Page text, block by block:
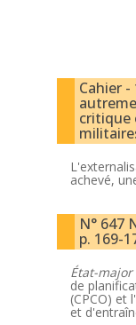
Cahier -
critique
achevé,
N° 647
p. 169-
État-
de
(CPCO) et
et